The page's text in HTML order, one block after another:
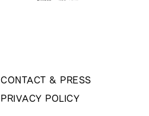
CONTACT & PRESS
PRIVACY POLICY